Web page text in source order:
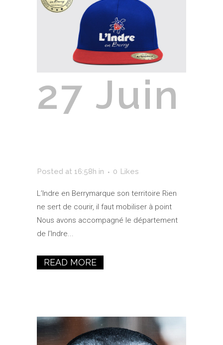
27 Juin
Posted at 16:58h in 0 Likes
L’Indre en Berrymarque son territoire Rien
ne sert de courir, il faut mobiliser à point
Nous avons accompagné le département
de l’Indre...
READ MORE